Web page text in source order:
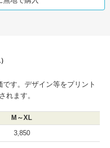
す。デザイン等をプリント
れます。
M～XL
3,850